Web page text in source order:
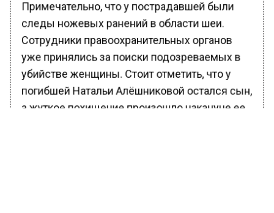
Примечательно, что у пострадавшей были
следы ножевых ранений в области шеи.
Сотрудники правоохранительных органов
уже принялись за поиски подозреваемых в
убийстве женщины. Стоит отметить, что у
погибшей Натальи Алёшниковой остался сын,
а жуткое похищение произошло накануне ее